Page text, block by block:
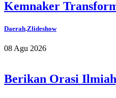
Kemnaker
Daerah.Zlideshow
08 Agu 2026
Berikan Orasi